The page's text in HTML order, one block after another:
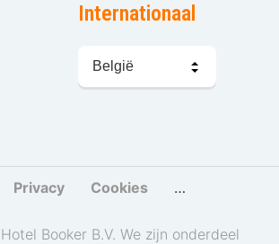
Internationaal
kiezen
Privacy Cookies Cookies
Booker B.V. We zijn onderdeel